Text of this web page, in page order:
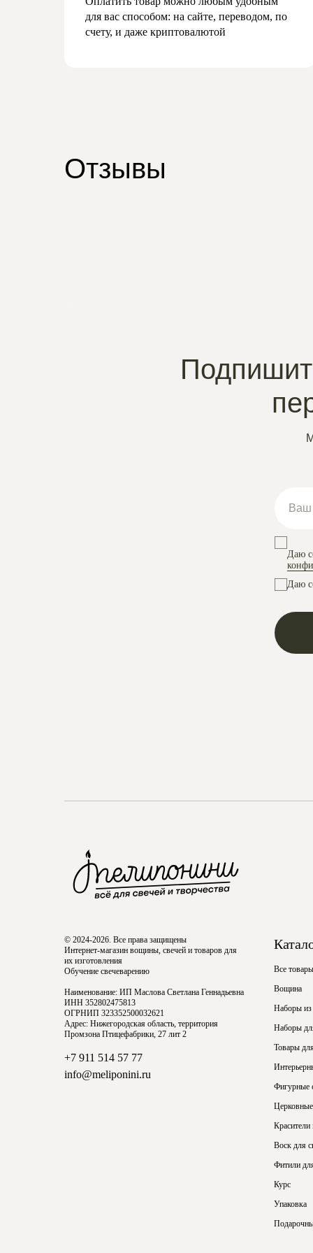
для вас способом: на сайте, переводом, по
счету, и даже криптовалютой
Отзывы
Даю
Даю
© 2024-2026. Все права защищены
Интернет-магазин вощины, свечей и товаров для
их изготовления
Обучение свечеварению
Наименование: ИП Маслова Светлана Геннадьевна
ИНН 352802475813
ОГРНИП 323352500032621
Адрес: Нижегородская область, территория
Промзона Птицефабрики, 27 лит 2
+7 911 514 57 77
info@meliponini.ru
Все товары
Вощина
Наборы
Наборы
Товары
Фигурные
Воск для
Фитили
Курс
Упаковка